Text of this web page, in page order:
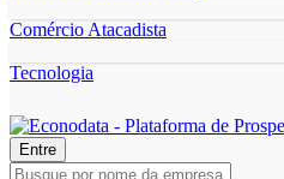
Comércio Atacadista
Tecnologia
Entre